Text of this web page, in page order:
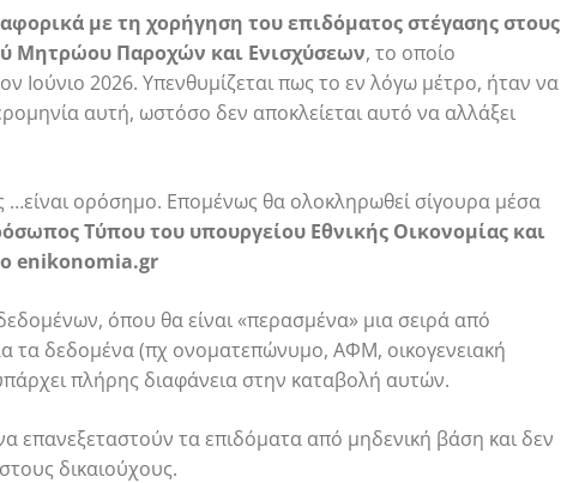
με τη χορήγηση του επιδόματος στέγασης στους
Μητρώου Παροχών και Ενισχύσεων, το οποίο
Ιούνιο 2026. Υπενθυμίζεται πως το εν λόγω μέτρο, ήταν να
αυτή, ωστόσο δεν αποκλείεται αυτό να αλλάξει
…είναι ορόσημο. Επομένως θα ολοκληρωθεί σίγουρα μέσα
Τύπου του υπουργείου Εθνικής Οικονομίας και
enikonomia.gr
όπου θα είναι «περασμένα» μια σειρά από
τα δεδομένα (πχ ονοματεπώνυμο, ΑΦΜ, οικογενειακή
πλήρης διαφάνεια στην καταβολή αυτών.
επανεξεταστούν τα επιδόματα από μηδενική βάση και δεν
δικαιούχους.